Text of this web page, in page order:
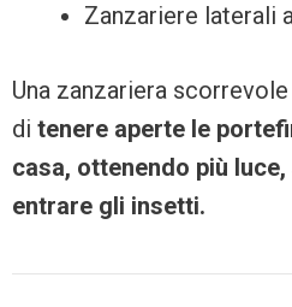
Zanzariere laterali
Una zanzariera
di tenere aperte le
casa, ottenendo più
entrare gli insetti.